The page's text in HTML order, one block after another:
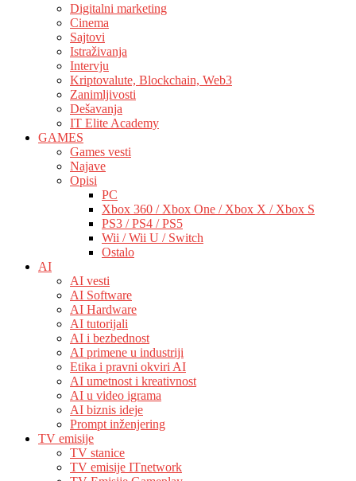
Digitalni marketing
Cinema
Sajtovi
Istraživanja
Intervju
Kriptovalute, Blockchain, Web3
Zanimljivosti
Dešavanja
IT Elite Academy
GAMES
Games vesti
Najave
Opisi
PC
Xbox 360 / Xbox One / Xbox X / Xbox S
PS3 / PS4 / PS5
Wii / Wii U / Switch
Ostalo
AI
AI vesti
AI Software
AI Hardware
AI tutorijali
AI i bezbednost
AI primene u industriji
Etika i pravni okviri AI
AI umetnost i kreativnost
AI u video igrama
AI biznis ideje
Prompt inženjering
TV emisije
TV stanice
TV emisije ITnetwork